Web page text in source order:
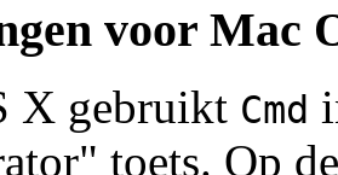
voor Mac
X gebruikt Cmd
toets. Op